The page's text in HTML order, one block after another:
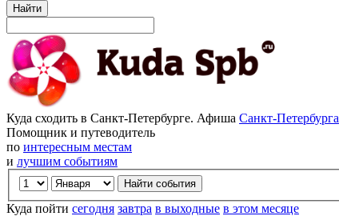
Найти
Куда сходить в Санкт-Петербурге. Афиша Санкт-Петербурга
Помощник и путеводитель
по интересным местам
и лучшим событиям
Куда пойти сегодня завтра в выходные в этом месяце